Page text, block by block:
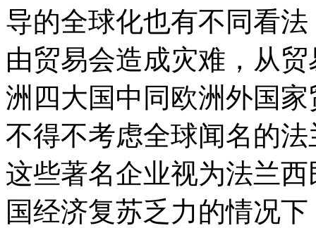
导的全球化也有不同看
由贸易会造成灾难，从
洲四大国中同欧洲外国
不得不考虑全球闻名的
这些著名企业视为法兰
国经济复苏乏力的情况